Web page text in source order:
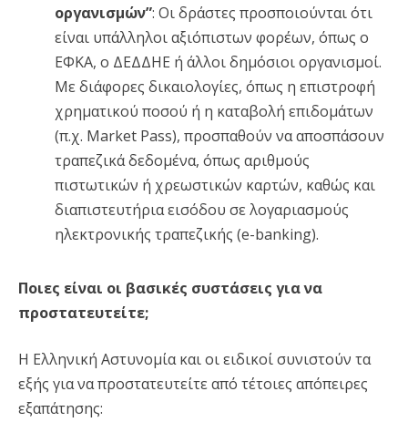
οργανισμών”: Οι δράστες προσποιούνται ότι
είναι υπάλληλοι αξιόπιστων φορέων, όπως ο
ΕΦΚΑ, ο ΔΕΔΔΗΕ ή άλλοι δημόσιοι οργανισμοί.
Με διάφορες δικαιολογίες, όπως η επιστροφή
χρηματικού ποσού ή η καταβολή επιδομάτων
(π.χ. Market Pass), προσπαθούν να αποσπάσουν
τραπεζικά δεδομένα, όπως αριθμούς
πιστωτικών ή χρεωστικών καρτών, καθώς και
διαπιστευτήρια εισόδου σε λογαριασμούς
ηλεκτρονικής τραπεζικής (e-banking).
Ποιες είναι οι βασικές συστάσεις για να
προστατευτείτε;
Η Ελληνική Αστυνομία και οι ειδικοί συνιστούν τα
εξής για να προστατευτείτε από τέτοιες απόπειρες
εξαπάτησης: